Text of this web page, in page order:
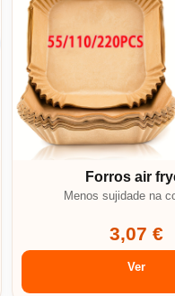
Forros air
Menos sujidade na
3,07 €
Ver